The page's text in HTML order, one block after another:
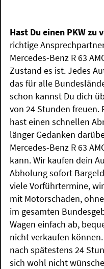
Hast Du einen PKW zu
richtige
Mercedes-Benz R 63
Zustand es ist. Jedes
das für alle
schon kannst Du dich
von 24 Stunden freuen.
hast einen schnellen
länger Gedanken
Mercedes-Benz R 63
kann. Wir kaufen dein
Abholung sofort
viele Vorführtermine,
mit Motorschaden,
im gesamten
Wagen einfach ab,
nicht verkaufen
nach spätestens 24
sich wohl nicht